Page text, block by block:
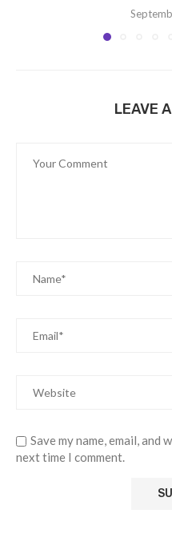
LEAVE
Save my name, email,
next time I comment.